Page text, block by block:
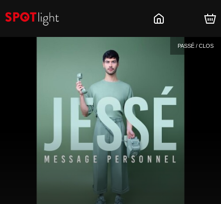
PASSÉ / CLOS